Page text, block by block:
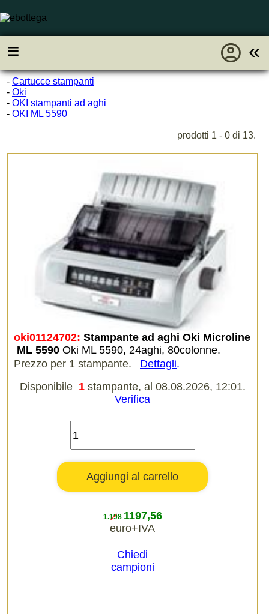
≡ «
account_circle
- Cartucce stampanti
- Oki
- OKI stampanti ad aghi
- OKI ML 5590
prodotti 1 - 0 di 13.
oki01124702: Stampante ad aghi Oki Microline
ML 5590 Oki ML 5590, 24aghi, 80colonne.
Prezzo per 1 stampante.
Dettagli.
Disponibile 1 stampante, al 08.08.2026, 12:01.
Verifica
1.198 1197,56
euro+IVA
Chiedi
campioni